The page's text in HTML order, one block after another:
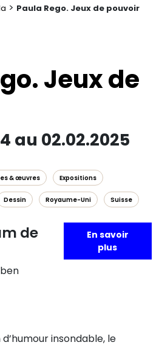
> Paula Rego. Jeux de pouvoir
Jeux de
au 02.02.2025
& œuvres Expositions
Dessin Royaume-Uni Suisse
de
En savoir
plus
insondable, le